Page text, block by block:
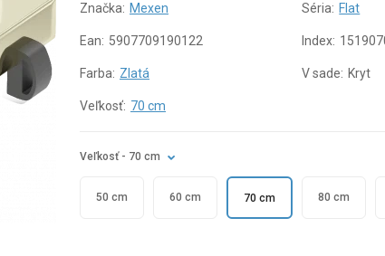
Značka: Mexen Séria: Flat
Ean: 5907709190122 Index:
Farba: Zlatá V sade: Kryt
Veľkosť: 70 cm
Veľkosť- 70 cm
50 cm 60 cm 70 cm 80 cm